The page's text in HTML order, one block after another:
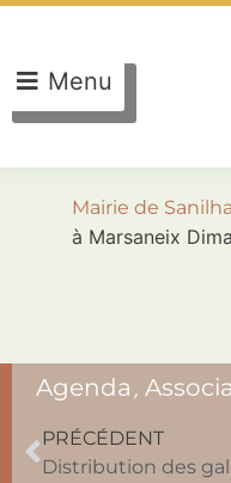
Menu
Mairie de
à Marsaneix
Agenda,
PRÉCÉDENT